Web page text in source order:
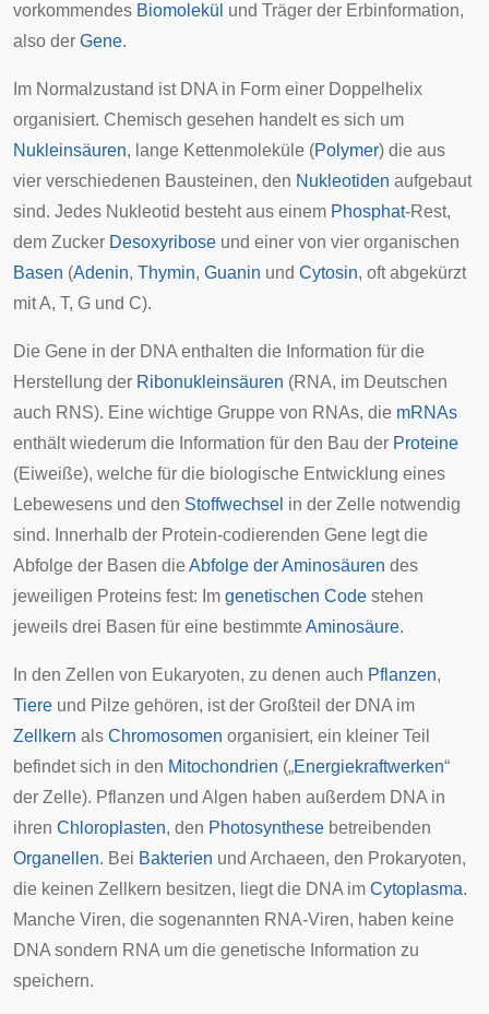
vorkommendes Biomolekül und Träger der Erbinformation,
also der Gene.
Im Normalzustand ist DNA in Form einer Doppelhelix
organisiert. Chemisch gesehen handelt es sich um
Nukleinsäuren, lange Kettenmoleküle (Polymer) die aus
vier verschiedenen Bausteinen, den Nukleotiden aufgebaut
sind. Jedes Nukleotid besteht aus einem Phosphat-Rest,
dem Zucker Desoxyribose und einer von vier organischen
Basen (Adenin, Thymin, Guanin und Cytosin, oft abgekürzt
mit A, T, G und C).
Die Gene in der DNA enthalten die Information für die
Herstellung der Ribonukleinsäuren (RNA, im Deutschen
auch RNS). Eine wichtige Gruppe von RNAs, die mRNAs
enthält wiederum die Information für den Bau der Proteine
(Eiweiße), welche für die biologische Entwicklung eines
Lebewesens und den Stoffwechsel in der Zelle notwendig
sind. Innerhalb der Protein-codierenden Gene legt die
Abfolge der Basen die Abfolge der Aminosäuren des
jeweiligen Proteins fest: Im genetischen Code stehen
jeweils drei Basen für eine bestimmte Aminosäure.
In den Zellen von Eukaryoten, zu denen auch Pflanzen,
Tiere und Pilze gehören, ist der Großteil der DNA im
Zellkern als Chromosomen organisiert, ein kleiner Teil
befindet sich in den Mitochondrien („Energiekraftwerken“
der Zelle). Pflanzen und Algen haben außerdem DNA in
ihren Chloroplasten, den Photosynthese betreibenden
Organellen. Bei Bakterien und Archaeen, den Prokaryoten,
die keinen Zellkern besitzen, liegt die DNA im Cytoplasma.
Manche Viren, die sogenannten RNA-Viren, haben keine
DNA sondern RNA um die genetische Information zu
speichern.